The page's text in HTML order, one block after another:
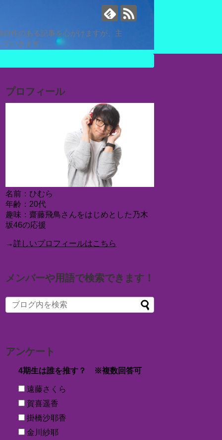
性のある記事を心がけますが、主
いきます。
プロフィール
名前：ひむら
年齢：20代
趣味：齋藤飛鳥さんをはじめとした乃木
坂46の応援
→詳しいプロフィールはこちら
メンバーや用語で検索できます！
アンケート
4期生は誰を推す？ ※複数回答可
遠藤さくら
賀喜遥香
掛橋沙耶香
金川紗耶